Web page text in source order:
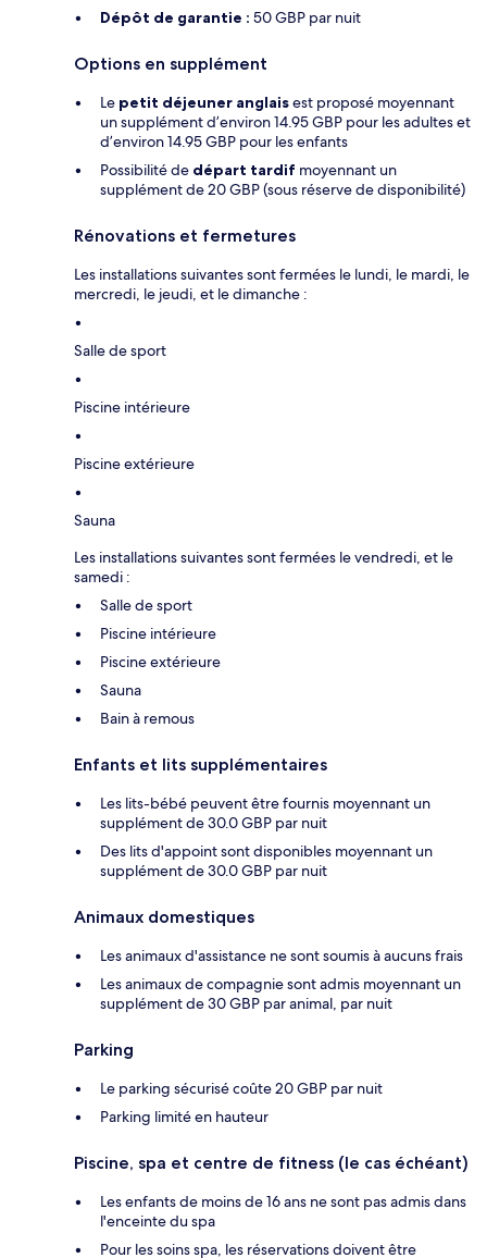
Dépôt de garantie : 50 GBP par nuit
Options en supplément
Le petit déjeuner anglaisest proposé moyennant
un supplément d’environ 14.95 GBP pour les adultes et
d’environ 14.95 GBP pour les enfants
Possibilité de départ tardif moyennant un
supplément de 20 GBP (sous réserve de disponibilité)
Rénovations et fermetures
Les installations suivantes sont fermées le lundi, le mardi, le
mercredi, le jeudi, et le dimanche :
Salle de sport
Piscine intérieure
Piscine extérieure
Sauna
Les installations suivantes sont fermées le vendredi, et le
samedi :
Salle de sport
Piscine intérieure
Piscine extérieure
Sauna
Bain à remous
Enfants et lits supplémentaires
Les lits-bébé peuvent être fournis moyennant un
supplément de 30.0 GBP par nuit
Des lits d'appoint sont disponibles moyennant un
supplément de 30.0 GBP par nuit
Animaux domestiques
Les animaux d'assistance ne sont soumis à aucuns frais
Les animaux de compagnie sont admis moyennant un
supplément de 30 GBP par animal, par nuit
Parking
Le parking sécurisé coûte 20 GBP par nuit
Parking limité en hauteur
Piscine, spa et centre de fitness (le cas échéant)
Les enfants de moins de 16 ans ne sont pas admis dans
l'enceinte du spa
Pour les soins spa, les réservations doivent être